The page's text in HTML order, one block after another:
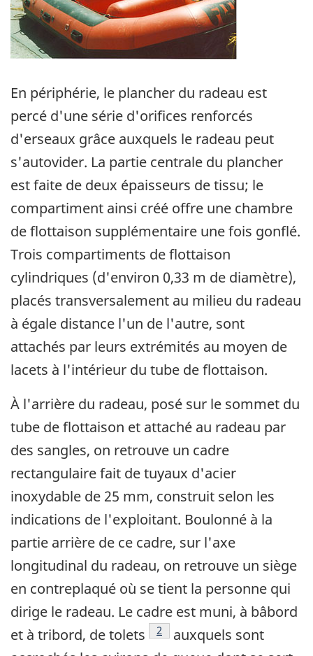
En périphérie, le plancher du radeau est
percé d'une série d'orifices renforcés
d'erseaux grâce auxquels le radeau peut
s'autovider. La partie centrale du plancher
est faite de deux épaisseurs de tissu; le
compartiment ainsi créé offre une chambre
de flottaison supplémentaire une fois gonflé.
Trois compartiments de flottaison
cylindriques (d'environ 0,33 m de diamètre),
placés transversalement au milieu du radeau
à égale distance l'un de l'autre, sont
attachés par leurs extrémités au moyen de
lacets à l'intérieur du tube de flottaison.
À l'arrière du radeau, posé sur le sommet du
tube de flottaison et attaché au radeau par
des sangles, on retrouve un cadre
rectangulaire fait de tuyaux d'acier
inoxydable de 25 mm, construit selon les
indications de l'exploitant. Boulonné à la
partie arrière de ce cadre, sur l'axe
longitudinal du radeau, on retrouve un siège
en contreplaqué où se tient la personne qui
dirige le radeau. Le cadre est muni, à bâbord
et à tribord, de tolets
Note de bas de page
2
auxquels sont